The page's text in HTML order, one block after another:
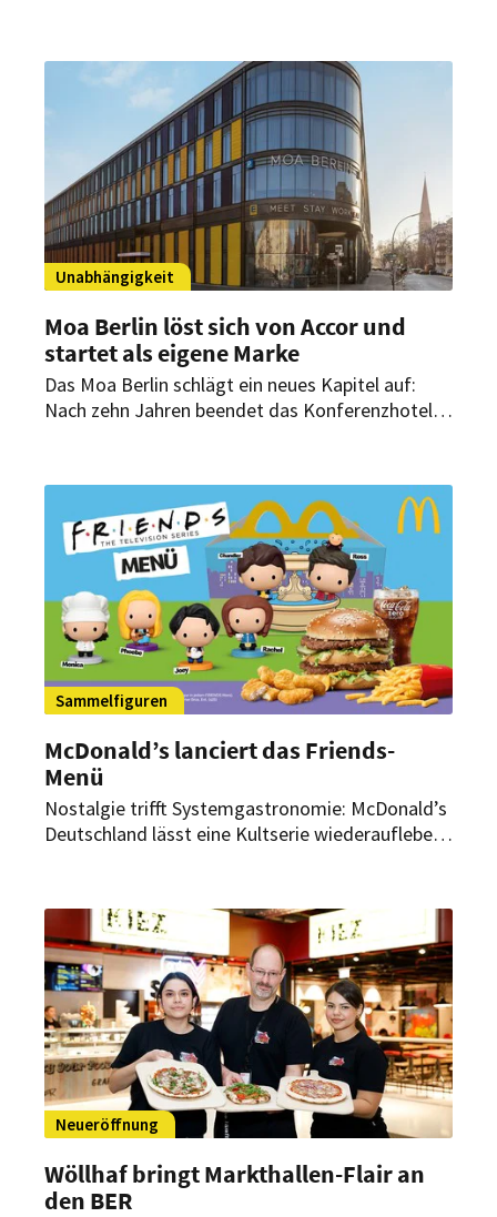
Philip Ibrahim die Hintergründe – und welche
Strategie hinter der Neupositionierung als
hybrider „Urban Hub“ steckt.
Unabhängigkeit
Moa Berlin löst sich von Accor und
startet als eigene Marke
Das Moa Berlin schlägt ein neues Kapitel auf:
Nach zehn Jahren beendet das Konferenzhotel
positionieren.
Sammelfiguren
McDonald’s lanciert das Friends-
Menü
Nostalgie trifft Systemgastronomie: McDonald’s
Deutschland lässt eine Kultserie wiederaufleben
Neueröffnung
Wöllhaf bringt Markthallen-Flair an
den BER